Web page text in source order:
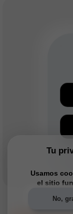
Tu
Usamos
el sitio
No,